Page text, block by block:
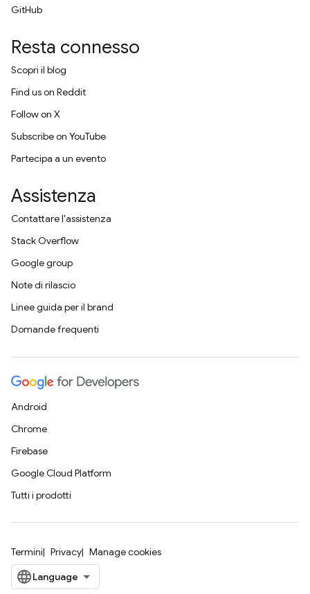
GitHub
Resta connesso
Scopri il blog
Find us on Reddit
Follow on X
Subscribe on YouTube
Partecipa a un evento
Assistenza
Contattare l'assistenza
Stack Overflow
Google group
Note di rilascio
Linee guida per il brand
Domande frequenti
Android
Chrome
Firebase
Google Cloud Platform
Tutti i prodotti
Termini Privacy Manage cookies